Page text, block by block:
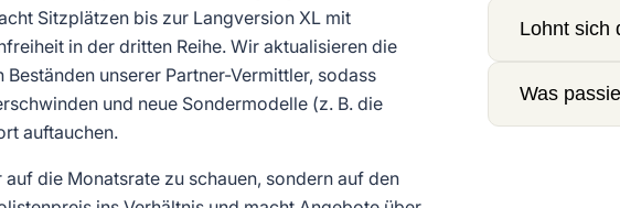
Sitzplätzen bis zur Langversion XL mit
in der dritten Reihe. Wir aktualisieren die
unserer Partner-Vermittler, sodass
und neue Sondermodelle (z. B. die
auftauchen.
die Monatsrate zu schauen, sondern auf den
Lohnt sich
Was